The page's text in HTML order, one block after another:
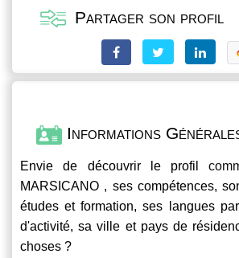
Partager son profil
Informations
Envie de découvrir le profil
MARSICANO , ses compétences,
études et formation, ses langues
d'activité, sa ville et pays de
choses ?